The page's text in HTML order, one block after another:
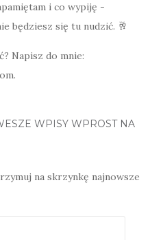
i co wypiję -
będziesz się tu nudzić. 🥂
Napisz do mnie:
WPISY WPROST NA
na skrzynkę najnowsze